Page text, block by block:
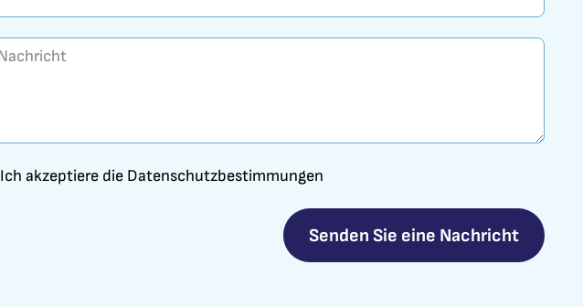
Ich akzeptiere die Datenschutzbestimmungen
Senden Sie eine Nachricht